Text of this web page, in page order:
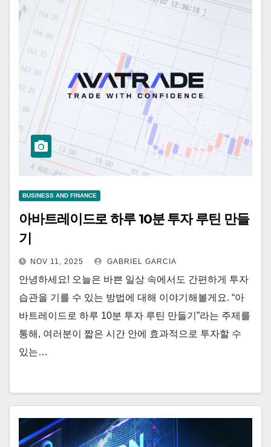
BUSINESS AND FINANCE
아바트레이드로 하루 10분 투자 루틴 만들
기
NOV 11, 2025 GABRIEL GARCIA
안녕하세요! 오늘은 바쁜 일상 속에서도 간편하게 투자
습관을 기를 수 있는 방법에 대해 이야기해볼게요. “아
바트레이드로 하루 10분 투자 루틴 만들기”라는 주제를
통해, 여러분이 짧은 시간 안에 효과적으로 투자할 수
있는…